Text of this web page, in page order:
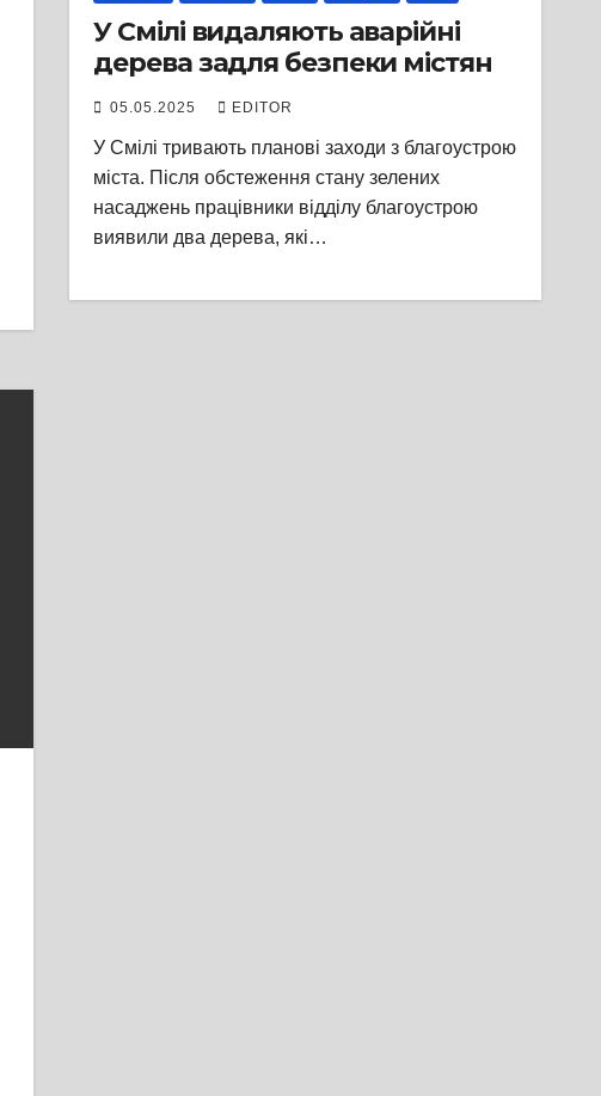
У Смілі видаляють аварійні
дерева задля безпеки містян
05.05.2025 EDITOR
У Смілі тривають планові заходи з благоустрою
міста. Після обстеження стану зелених
насаджень працівники відділу благоустрою
виявили два дерева, які…